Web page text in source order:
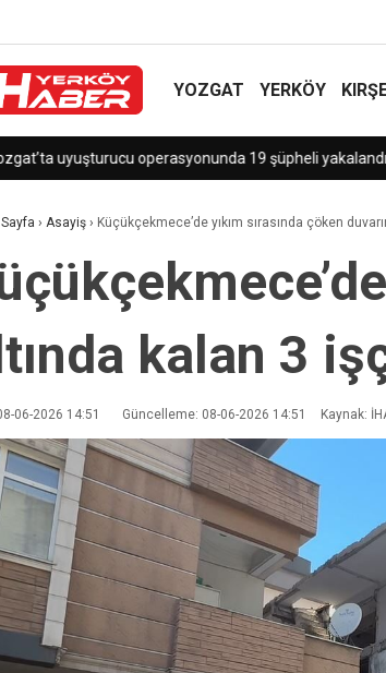
YOZGAT YERKÖY
Köyü’ne Okul Müjdesi!
› Asayiş › Küçükçekmece’de yıkım sırasında çöken
kalan 3
06-2026 14:51 Güncelleme: 08-06-2026 14:51 Kaynak: